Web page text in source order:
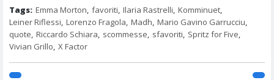
Tags: Emma Morton, favoriti, Ilaria Rastrelli, Komminuet,
Leiner Riflessi, Lorenzo Fragola, Madh, Mario Gavino Garrucciu,
quote, Riccardo Schiara, scommesse, sfavoriti, Spritz for Five,
Vivian Grillo, X Factor